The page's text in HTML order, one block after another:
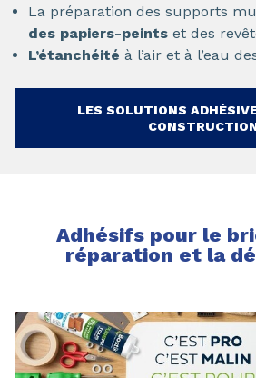
La préparation des supports
des papiers-peints et des
L’étanchéité à l’air et à l’eau
LES SOLUTIONS
Adhésifs pour le
réparation et la